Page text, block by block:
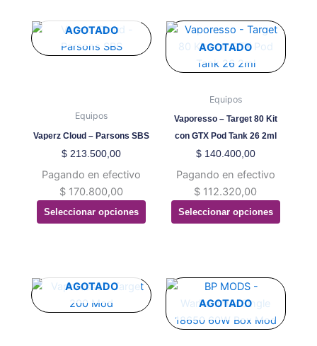
AGOTADO
Equipos
Vaperz Cloud – Parsons SBS
$ 213.500,00
Pagando en efectivo
$ 170.800,00
Seleccionar opciones
Este
producto
Las
opciones
se
elegir
en
la
AGOTADO
Equipos
Vaporesso – Target 80 Kit
con GTX Pod Tank 26 2ml
$140.400,00
Pagando en efectivo
$ 112.320,00
Seleccionar opciones
Este
producto
tiene
variantes.
Las
opciones
se
elegir
en
la
AGOTADO
Este
producto
AGOTADO
Este
producto
tiene